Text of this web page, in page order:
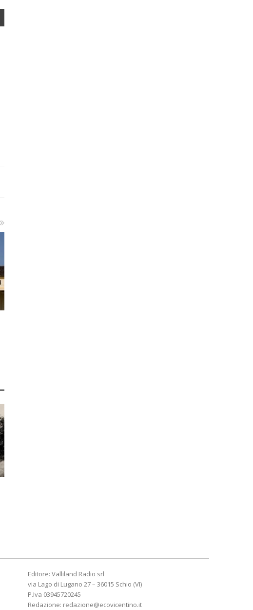
Editore: Valliland Radio srl
via Lago di Lugano 27 – 36015 Schio (VI)
P.Iva 03945720245
Redazione: redazione@ecovicentino.it